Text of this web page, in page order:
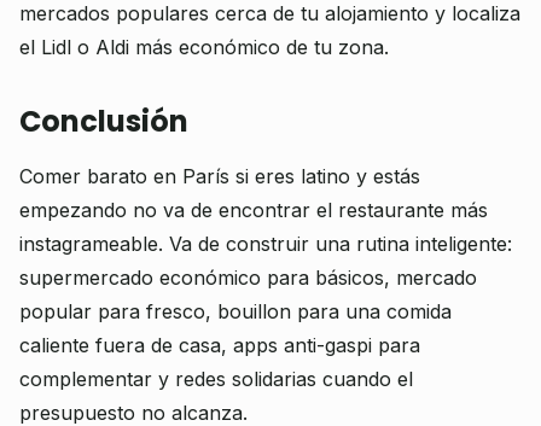
mercados populares cerca de tu alojamiento y localiza
el Lidl o Aldi más económico de tu zona.
Conclusión
Comer barato en París si eres latino y estás
empezando no va de encontrar el restaurante más
instagrameable. Va de construir una rutina inteligente:
supermercado económico para básicos, mercado
popular para fresco, bouillon para una comida
caliente fuera de casa, apps anti-gaspi para
complementar y redes solidarias cuando el
presupuesto no alcanza.